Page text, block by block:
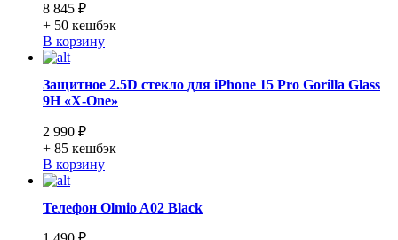
8 845 ₽
+ 50 кешбэк
В корзину
Защитное 2.5D стекло для iPhone 15 Pro Gorilla Glass
9H «X-One»
2 990 ₽
+ 85 кешбэк
В корзину
Телефон Olmio A02 Black